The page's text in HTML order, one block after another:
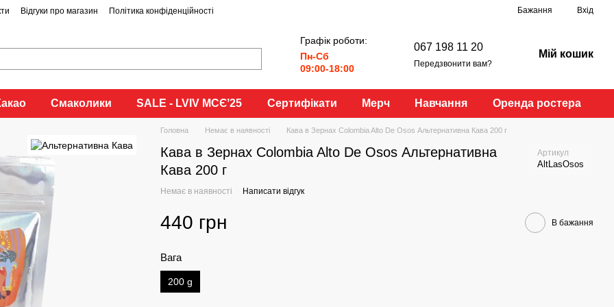
Відгуки про магазин Політика конфіденційності Бажання Вхід
Графік роботи:
Пн-Сб
09:00-18:00
067 198 11 20
Передзвонити вам?
Мій кошик
Смаколики SALE - LVIV MCЄʼ25 Сертифікати Мерч Навчання Оренда ростера
Головна Немає в наявності Кава в Зернах Colombia Alto De Osos Альтернативна Кава 200 г
Кава в Зернах Colombia Alto De Osos Альтернативна
Кава 200 г
Артикул
AltLasOsos
Немає в наявності Написати відгук
440 грн В бажання
Вага
200 g